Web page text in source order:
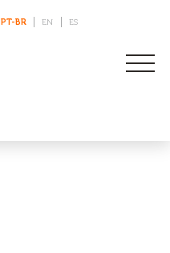
PT-BR EN ES